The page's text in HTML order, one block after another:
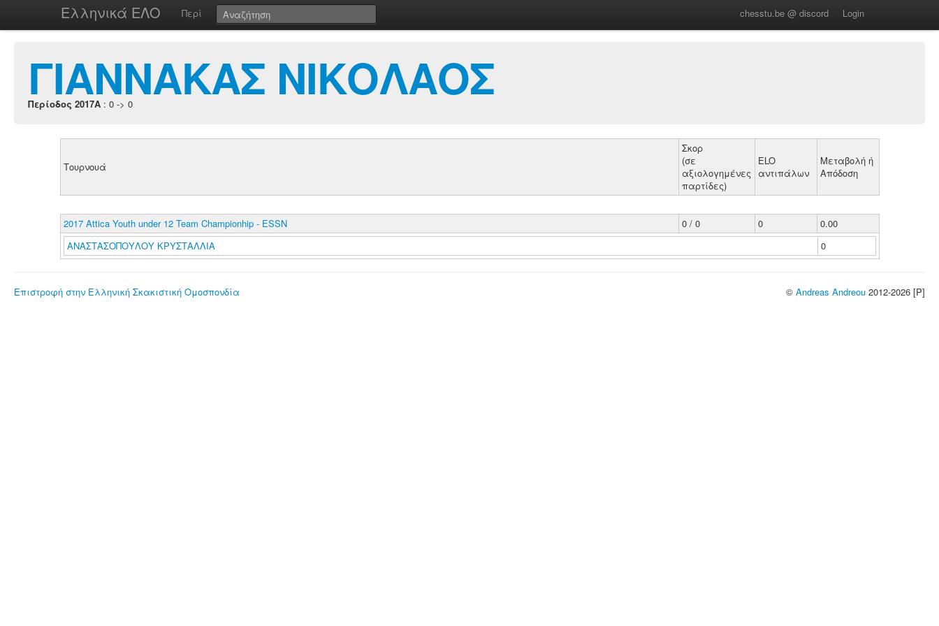
Ελληνικά ΕΛΟ Περί chesstu.be @ discord Login
ΓΙΑΝΝΑΚΑΣ ΝΙΚΟΛΑΟΣ
Περίοδος 2017A : 0 -> 0
Τουρνουά
Σκορ
(σε
αξιολογημένες
παρτίδες)
ELO
αντιπάλων
Μεταβολή ή
Απόδοση
2017 Attica Youth under 12 Team Championhip - ESSN 0 / 0 0
0.00
ΑΝΑΣΤΑΣΟΠΟΥΛΟΥ ΚΡΥΣΤΑΛΛΙΑ
0
Επιστροφή στην Ελληνική Σκακιστική Ομοσπονδία © Andreas Andreou 2012-2026 [P]